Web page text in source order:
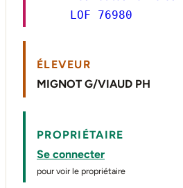
LOF 76980
ÉLEVEUR
MIGNOT G/VIAUD PH
PROPRIÉTAIRE
Se connecter
pour voir le propriétaire